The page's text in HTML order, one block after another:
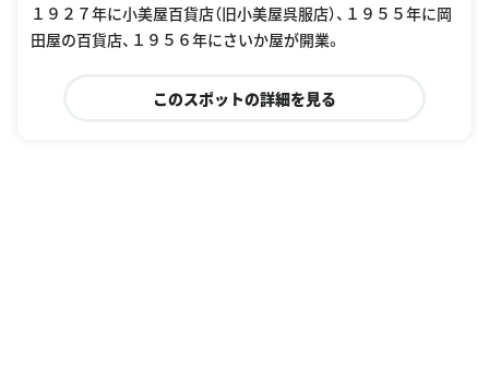
１９２７年に小美屋百貨店（旧小美屋呉服店）、１９５５年に岡
田屋の百貨店、１９５６年にさいか屋が開業。
このスポットの詳細を見る